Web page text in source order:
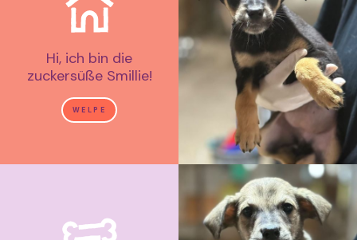
Hi, ich bin die
zuckersüße Smillie!
WELPE